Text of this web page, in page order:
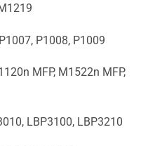
P1008, P1009
MFP, M1522n MFP,
LBP3100, LBP3210